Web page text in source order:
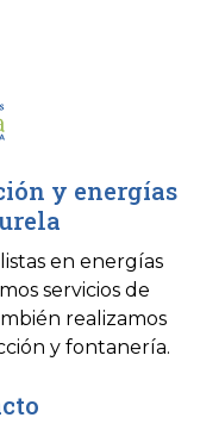
y energías
en energías
servicios de
realizamos
y fontanería.